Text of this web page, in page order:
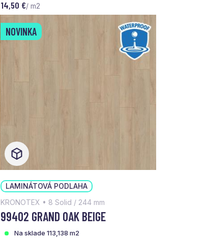
14,50 €/ m2
NOVINKA
LAMINÁTOVÁ PODLAHA
KRONOTEX • 8 Solid / 244 mm
99402 GRAND OAK BEIGE
Na sklade 113,138 m2